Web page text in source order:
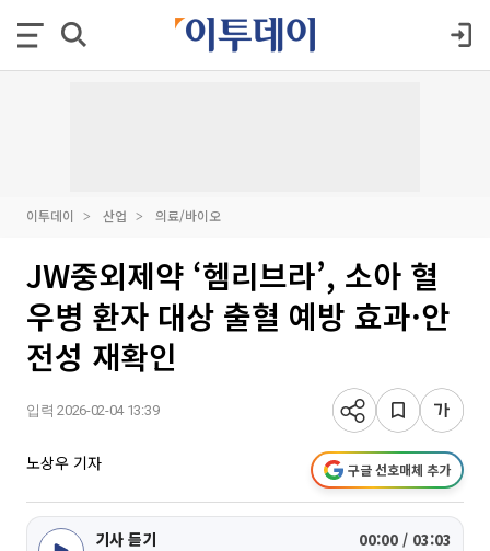
이투데이 산업 의료/바이오
JW중외제약 ‘헴리브라’, 소아 혈
우병 환자 대상 출혈 예방 효과·안
전성 재확인
입력 2026-02-04 13:39
노상우 기자 구글 선호매체 추가
기사 듣기 00:00 / 03:03